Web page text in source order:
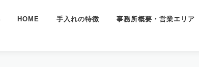
HOME 手入れの特徴 事務所概要・営業エリア